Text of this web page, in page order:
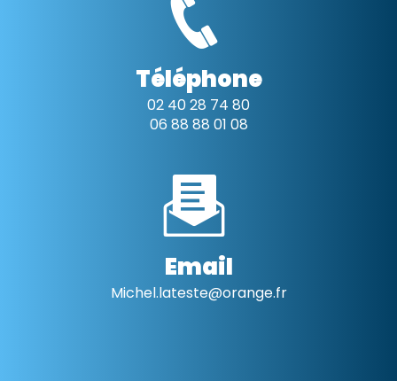
Téléphone
02 40 28 74 80
06 88 88 01 08
Email
michel.lateste@orange.fr